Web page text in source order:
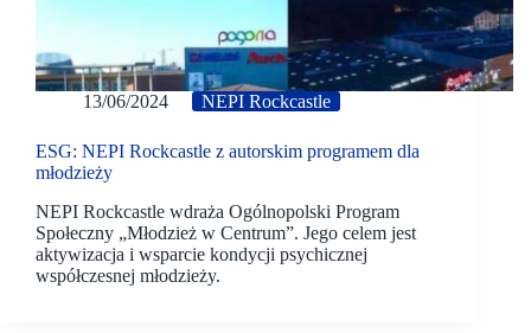
13/06/2024 NEPI Rockcastle
ESG: NEPI Rockcastle z autorskim programem dla
młodzieży
NEPI Rockcastle wdraża Ogólnopolski Program
Społeczny „Młodzież w Centrum”. Jego celem jest
aktywizacja i wsparcie kondycji psychicznej
współczesnej młodzieży.